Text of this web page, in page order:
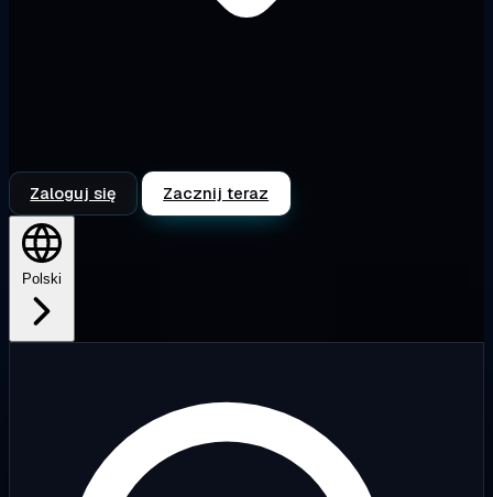
Zaloguj się Zacznij teraz
Polski